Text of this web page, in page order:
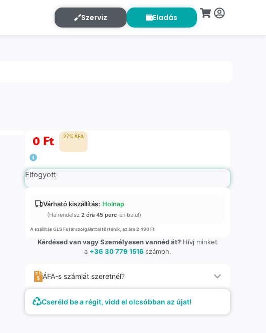
Szerviz Eladás
0 Ft 27% ÁFA
Elfogyott
Várható kiszállítás: Holnap
(Ha rendelsz2 óra 45 perc-en belül)
A szállítás GLS Futárszolgálattal történik, az ára 2 490 Ft
Kérdésed van vagy Személyesen vannéd át? Hívj minket
a +36 30 779 1516 számon.
ÁFA-s számlát szeretnél?
Cseréld be a régit, vidd el olcsóbban az újat!